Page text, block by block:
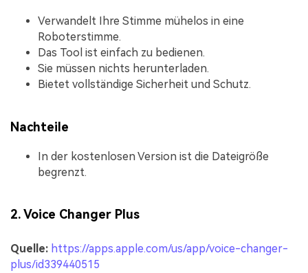
Verwandelt Ihre Stimme mühelos in eine
Roboterstimme.
Das Tool ist einfach zu bedienen.
Sie müssen nichts herunterladen.
Bietet vollständige Sicherheit und Schutz.
Nachteile
In der kostenlosen Version ist die Dateigröße
begrenzt.
2. Voice Changer Plus
Quelle: https://apps.apple.com/us/app/voice-changer-
plus/id339440515